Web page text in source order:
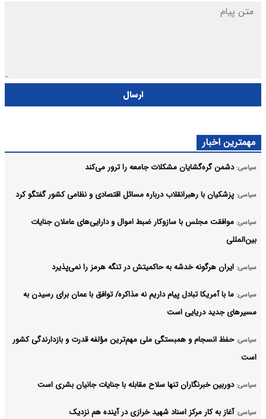
ارسال
مهمترین اخبار
سیاسی: دشمن گره‌گشایان مشکلات جامعه را ترور می‌کند
سیاسی: پزشکیان با رهبرانقلاب درباره مسائل اقتصادی و نظامی کشور گفتگو کرد
سیاسی: موافقت مجلس با سازوکار ضبط اموال و دارایی‌های عاملان جنایات
بین‌المللی
سیاسی: ایران هرگونه خدشه به حاکمیتش در تنگه هرمز را نمی‌پذیرد
سیاسی: ما با آمریکا تبادل پیام داریم نه مذاکره/ توافق با عمان برای رسیدن به
مسیرهای جدید دریایی است
سیاسی: حفظ انسجام و همبستگی ملی مهم‌ترین مؤلفه قدرت و بازدارندگی کشور
است
سیاسی: دوربین خبرنگاران تنها سلاح مقابله با جنایات جانیان بشری است
سیاسی: آغاز به کار مرکز اسناد شهید خرازی در آینده هم نزدیک